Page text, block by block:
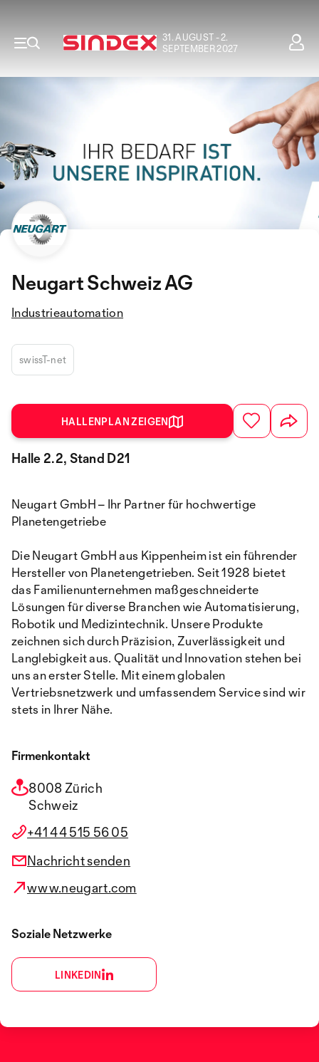
31. AUGUST - 2.
SEPTEMBER 2027
Neugart Schweiz AG
Industrieautomation
swissT-net
HALLENPLAN ZEIGEN
Halle 2.2, Stand D21
Neugart GmbH – Ihr Partner für hochwertige
Planetengetriebe
Die Neugart GmbH aus Kippenheim ist ein führender
Hersteller von Planetengetrieben. Seit 1928 bietet
das Familienunternehmen maßgeschneiderte
Lösungen für diverse Branchen wie Automatisierung,
Robotik und Medizintechnik. Unsere Produkte
zeichnen sich durch Präzision, Zuverlässigkeit und
Langlebigkeit aus. Qualität und Innovation stehen bei
uns an erster Stelle. Mit einem globalen
Vertriebsnetzwerk und umfassendem Service sind wir
stets in Ihrer Nähe.
Firmenkontakt
8008 Zürich
Schweiz
+41 44 515 56 05
Nachricht senden
www.neugart.com
Soziale Netzwerke
LINKEDIN